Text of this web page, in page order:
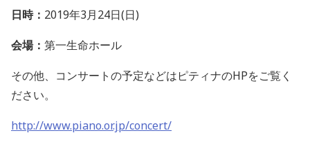
日時： 2019年3月24日(日)
会場： 第一生命ホール
その他、コンサートの予定などはピティナのHPをご覧く
ださい。
http://www.piano.or.jp/concert/